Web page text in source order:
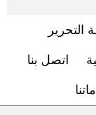
التحرير
اتصل بنا